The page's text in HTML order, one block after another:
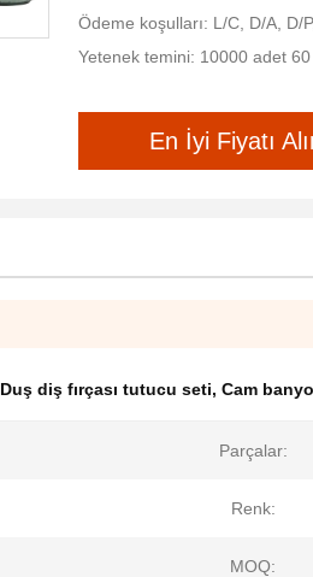
Ödeme koşulları: L/C, D/A, D/
Yetenek temini: 10000 adet
En İyi Fiyatı
Duş diş fırçası tutucu seti, Cam
Parçalar:
Renk:
MOQ: